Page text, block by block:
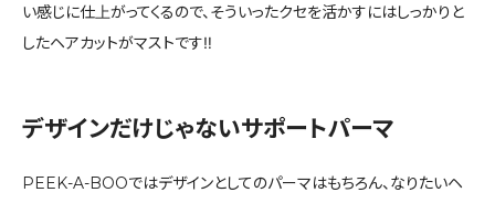
い感じに仕上がってくるので、そういったクセを活かすにはしっかりと
したヘアカットがマストです‼︎
デザインだけじゃないサポートパーマ
PEEK-A-BOOではデザインとしてのパーマはもちろん、なりたいヘ